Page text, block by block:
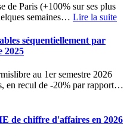
de Paris (+100% sur ses plus
semaines… Lire la suite
séquentiellement par
2025
au 1er semestre 2026
en recul de -20% par rapport…
de chiffre d'affaires en 2026